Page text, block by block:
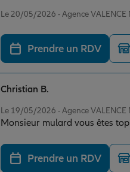
Le 20/05/2026 - Agence VALENCE
Prendre un RDV
Le 19/05/2026 - Agence VALENCE
Monsieur mulard vous êtes
Christian B.
Prendre un RDV